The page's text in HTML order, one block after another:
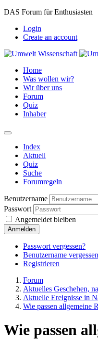
DAS Forum für Enthusiasten
Login
Create an account
Home
Was wollen wir?
Wir über uns
Forum
Quiz
Inhaber
Index
Aktuell
Quiz
Suche
Forumregeln
Benutzername
Passwort
Angemeldet bleiben
Anmelden
Passwort vergessen?
Benutzername
Registrieren
Forum
Aktuelles Geschehen,
Aktuelle Ereignisse in
Wie passen allgemeine
Wie passen